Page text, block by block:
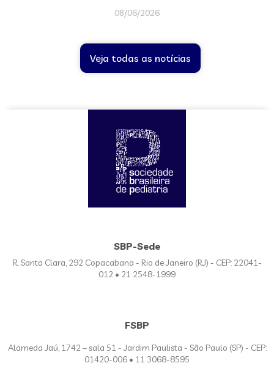
08/06/2026
Veja todas as notícias
SBP-Sede
R. Santa Clara, 292 Copacabana - Rio de Janeiro (RJ) - CEP: 22041-
012 • 21 2548-1999
FSBP
Alameda Jaú, 1742 – sala 51 - Jardim Paulista - São Paulo (SP) - CEP:
01420-006 • 11 3068-8595